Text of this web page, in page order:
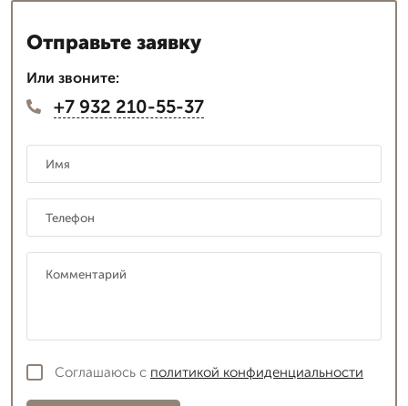
Отправьте заявку
Или звоните:
+7 932 210-55-37
Соглашаюсь с политикой конфиденциальности